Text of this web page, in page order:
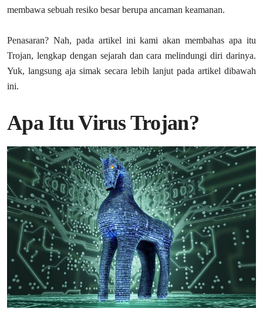
membawa sebuah resiko besar berupa ancaman keamanan.
Penasaran? Nah, pada artikel ini kami akan membahas apa itu
Trojan, lengkap dengan sejarah dan cara melindungi diri darinya.
Yuk, langsung aja simak secara lebih lanjut pada artikel dibawah
ini.
Apa Itu Virus Trojan?